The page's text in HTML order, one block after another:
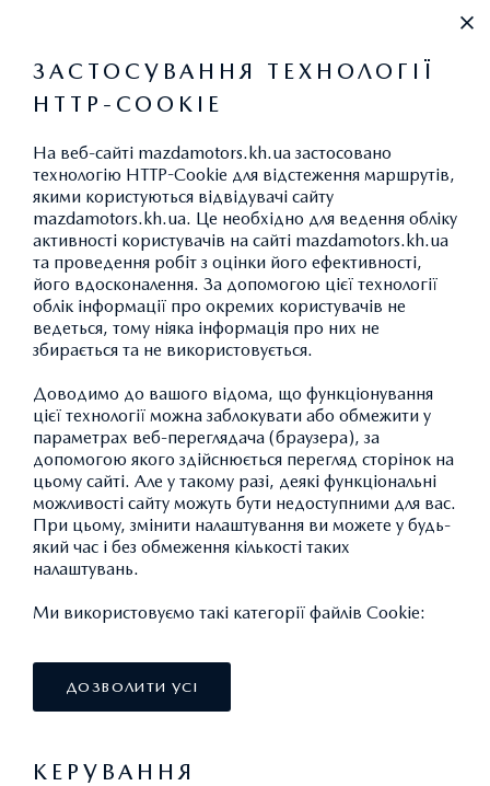
ВИКИДИ CO2
АКСЕСУАРИ MAZDA CX-30:
ЕКСТЕР'ЄР
ПОВЕРНУТИСЯ ДО КАТАЛОГУ АКСЕСУАРІВ
ЗАСТОСУВАННЯ ТЕХНОЛОГІЇ
HTTP-COOKIE
На веб-сайті mazdamotors.kh.ua застосовано
технологію HTTP-Cookie для відстеження маршрутів,
якими користуються відвідувачі сайту
mazdamotors.kh.ua. Це необхідно для ведення обліку
активності користувачів на сайті mazdamotors.kh.ua
та проведення робіт з оцінки його ефективності,
його вдосконалення. За допомогою цієї технології
облік інформації про окремих користувачів не
ведеться, тому ніяка інформація про них не
збирається та не використовується.
Доводимо до вашого відома, що функціонування
цієї технології можна заблокувати або обмежити у
параметрах веб-переглядача (браузера), за
допомогою якого здійснюється перегляд сторінок на
цьому сайті. Але у такому разі, деякі функціональні
можливості сайту можуть бути недоступними для вас.
При цьому, змінити налаштування ви можете у будь-
який час і без обмеження кількості таких
налаштувань.
Ми використовуємо такі категорії файлів Cookie:
ДОЗВОЛИТИ УСІ
КЕРУВАННЯ